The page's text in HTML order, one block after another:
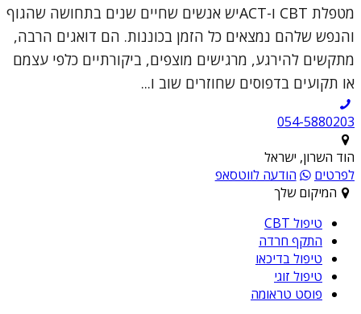
מטפלת CBT ו-ACTיש אנשים שחיים שנים בתחושה שהגוף
והנפש שלהם נמצאים כל הזמן בכוננות. הם דואגים הרבה,
מתקשים להירגע, מרגישים מוצפים, ביקורתיים כלפי עצמם
או תקועים בדפוסים שחוזרים שוב ו...
054-5880203
הוד השרון, ישראל
לפרטים
הודעה לווטסאפ
המיקום שלך
טיפול CBT
התקף חרדה
טיפול בדיכאו
טיפול זוגי
פוסט טראומה